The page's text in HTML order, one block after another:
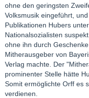
ohne den geringsten
Volksmusik eingeführt,
Publikationen Hubers
Nationalsozialisten
ohne ihn durch
Mitherausgeber von
Verlag machte. Der
prominenter Stelle hätte
Somit ermöglichte Orff es
verdienen.